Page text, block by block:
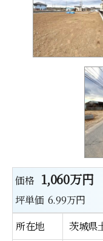
価格 1,060万円
坪単価 6.99万円
所在地
茨城県